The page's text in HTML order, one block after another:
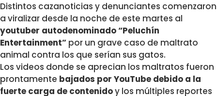
Distintos cazanoticias y denunciantes comenzaron
a viralizar desde la noche de este martes al
youtuber autodenominado “Peluchín
Entertainment” por un grave caso de maltrato
animal contra los que serían sus gatos.
Los videos donde se aprecian los maltratos fueron
prontamente bajados por YouTube debido a la
fuerte carga de contenidoy los múltiples reportes